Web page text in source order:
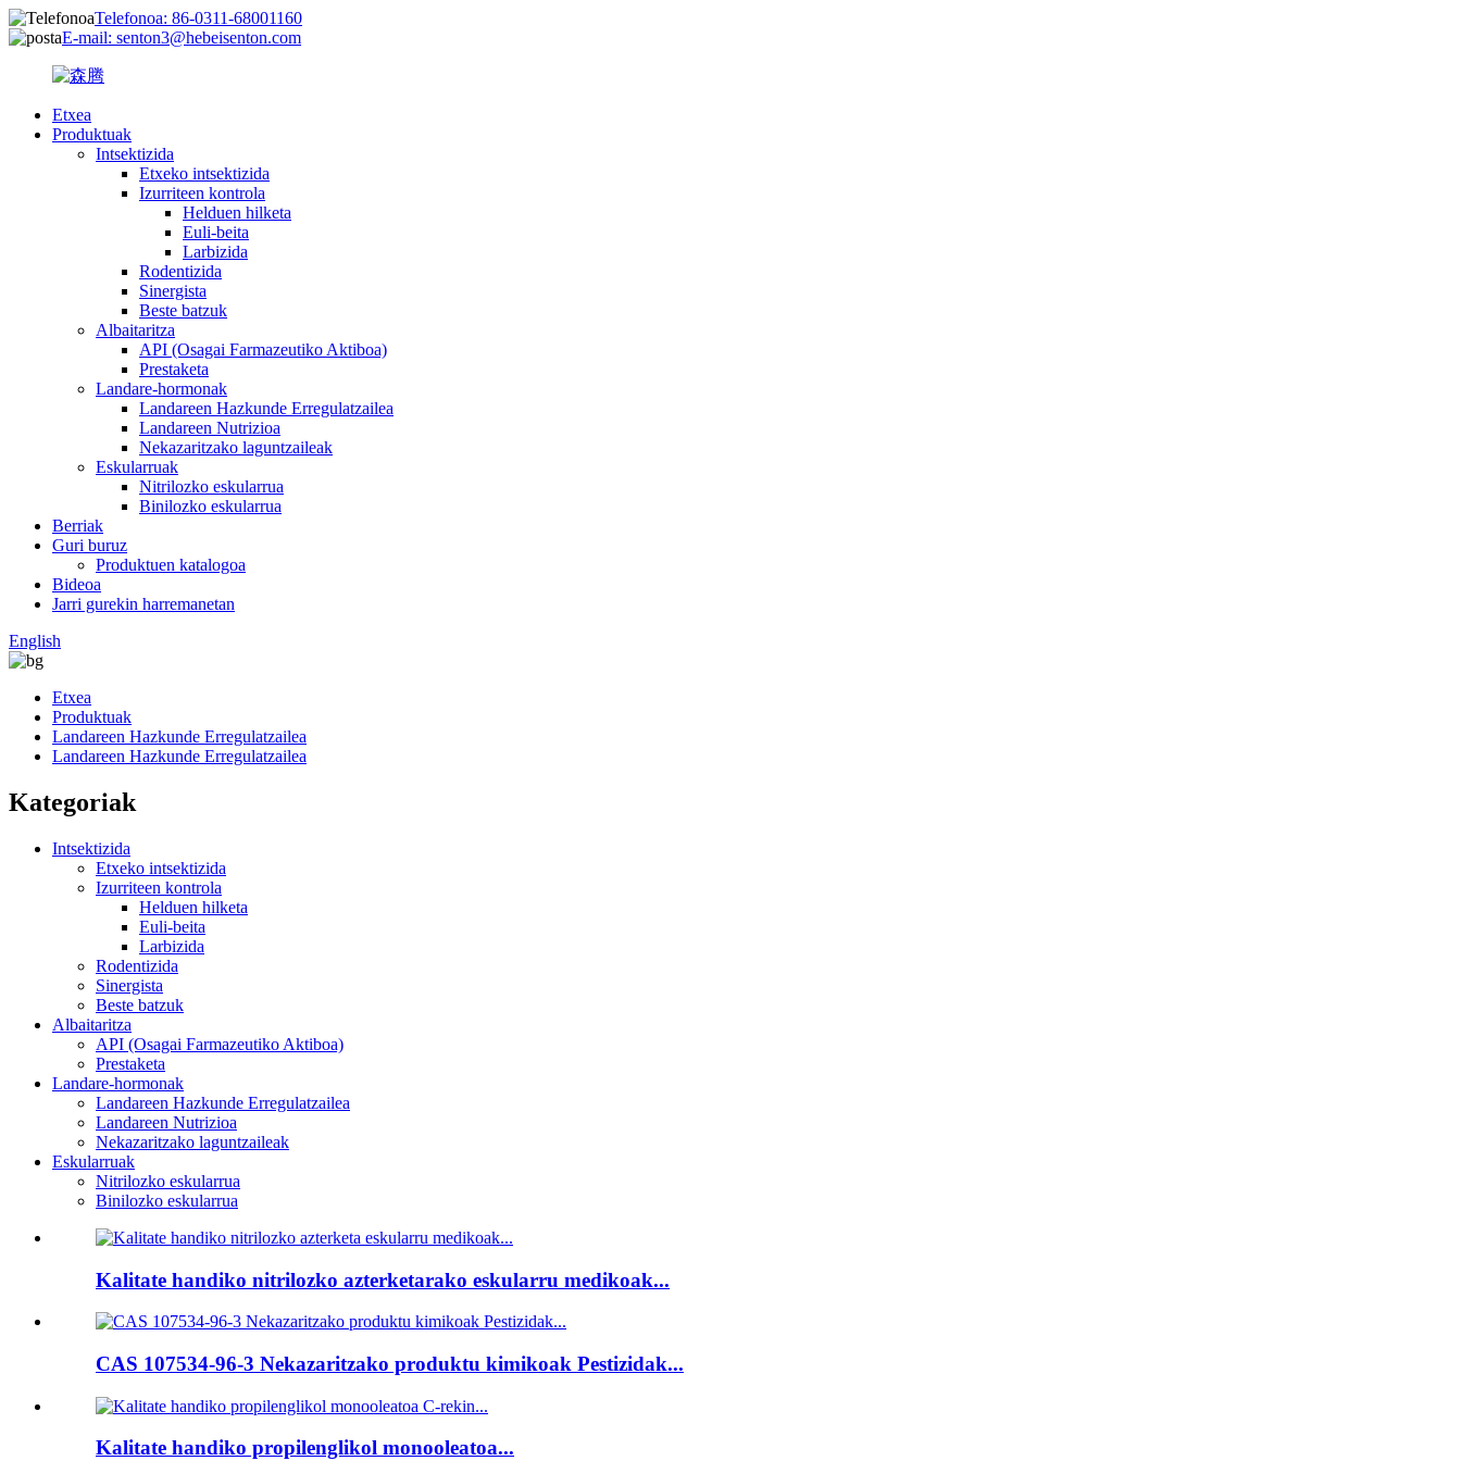
Telefonoa: 86-0311-68001160
E-mail: senton3@hebeisenton.com
Etxea
Produktuak
Intsektizida
Etxeko intsektizida
Izurriteen kontrola
Helduen hilketa
Euli-beita
Larbizida
Rodentizida
Sinergista
Beste batzuk
Albaitaritza
API (Osagai Farmazeutiko Aktiboa)
Prestaketa
Landare-hormonak
Landareen Hazkunde Erregulatzailea
Landareen Nutrizioa
Nekazaritzako laguntzaileak
Eskularruak
Nitrilozko eskularrua
Binilozko eskularrua
Berriak
Guri buruz
Produktuen katalogoa
Bideoa
Jarri gurekin harremanetan
English
Etxea
Produktuak
Landareen Hazkunde Erregulatzailea
Landareen Hazkunde Erregulatzailea
Kategoriak
Intsektizida
Etxeko intsektizida
Izurriteen kontrola
Helduen hilketa
Euli-beita
Larbizida
Rodentizida
Sinergista
Beste batzuk
Albaitaritza
API (Osagai Farmazeutiko Aktiboa)
Prestaketa
Landare-hormonak
Landareen Hazkunde Erregulatzailea
Landareen Nutrizioa
Nekazaritzako laguntzaileak
Eskularruak
Nitrilozko eskularrua
Binilozko eskularrua
Kalitate handiko nitrilozko azterketarako eskularru medikoak...
CAS 107534-96-3 Nekazaritzako produktu kimikoak Pestizidak...
Kalitate handiko propilenglikol monooleatoa...